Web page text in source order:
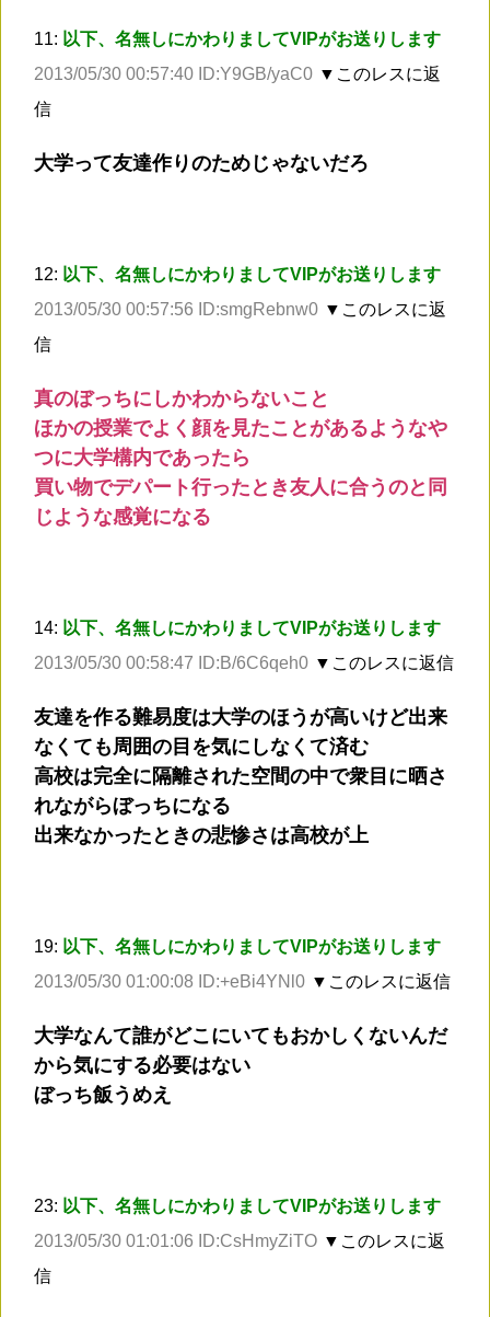
11: 以下、名無しにかわりましてVIPがお送りします
2013/05/30 00:57:40 ID:Y9GB/yaC0 ▼このレスに返
信
大学って友達作りのためじゃないだろ
12: 以下、名無しにかわりましてVIPがお送りします
2013/05/30 00:57:56 ID:smgRebnw0 ▼このレスに返
信
真のぼっちにしかわからないこと
ほかの授業でよく顔を見たことがあるようなや
つに大学構内であったら
買い物でデパート行ったとき友人に合うのと同
じような感覚になる
14: 以下、名無しにかわりましてVIPがお送りします
2013/05/30 00:58:47 ID:B/6C6qeh0 ▼このレスに返信
友達を作る難易度は大学のほうが高いけど出来
なくても周囲の目を気にしなくて済む
高校は完全に隔離された空間の中で衆目に晒さ
れながらぼっちになる
出来なかったときの悲惨さは高校が上
19: 以下、名無しにかわりましてVIPがお送りします
2013/05/30 01:00:08 ID:+eBi4YNl0 ▼このレスに返信
大学なんて誰がどこにいてもおかしくないんだ
から気にする必要はない
ぼっち飯うめえ
23: 以下、名無しにかわりましてVIPがお送りします
2013/05/30 01:01:06 ID:CsHmyZiTO ▼このレスに返
信